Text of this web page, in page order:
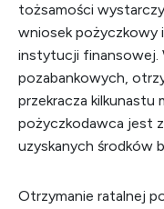
tożsamości
wniosek pożyczkowy
instytucji finansowej.
pozabankowych,
przekracza kilkunastu
pożyczkodawca jest
uzyskanych środków
Otrzymanie ratalnej